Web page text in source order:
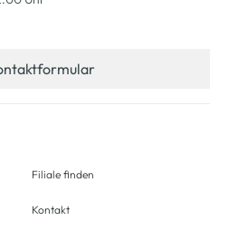
Filiale finden
Kontakt